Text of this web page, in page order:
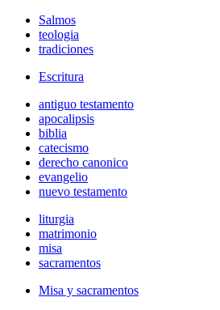
Salmos
teologia
tradiciones
Escritura
antiguo testamento
apocalipsis
biblia
catecismo
derecho canonico
evangelio
nuevo testamento
liturgia
matrimonio
misa
sacramentos
Misa y sacramentos